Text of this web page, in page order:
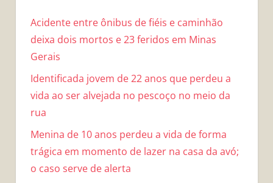
Acidente entre ônibus de fiéis e caminhão
deixa dois mortos e 23 feridos em Minas
Gerais
Identificada jovem de 22 anos que perdeu a
vida ao ser alvejada no pescoço no meio da
rua
Menina de 10 anos perdeu a vida de forma
trágica em momento de lazer na casa da avó;
o caso serve de alerta